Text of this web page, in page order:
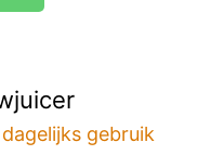
gebruik